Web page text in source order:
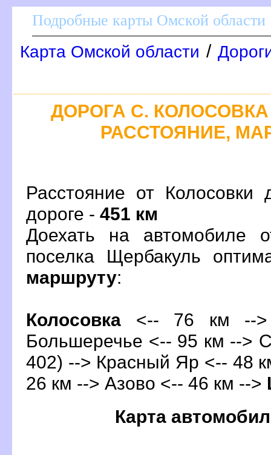
Подробные карты Омской области
Карта Омской области /
ДОРОГА С.
РАССТОЯНИЕ,
Расстояние от
дороге - 451 км
Доехать на автомобиле
поселка Щербакуль
маршруту:
Колосовка <-- 76 км --
Большеречье <-- 95 км -->
402) --> Красный Яр <-- 48
26 км --> Азово <-- 46 км -->
Карта